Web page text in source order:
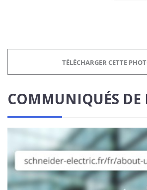
TÉLÉCHARGER CETTE
COMMUNIQUÉS DE